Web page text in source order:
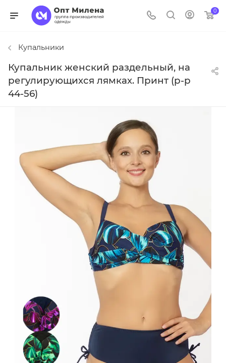
0
Купальники
Купальник женский раздельный, на
регулирующихся лямках. Принт (р-р
44-56)